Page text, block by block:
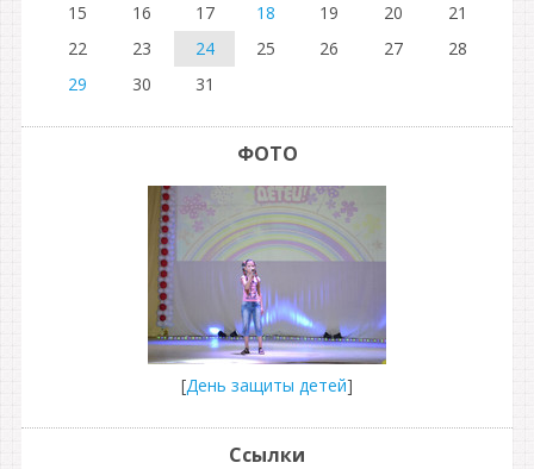
15
16 17 18 19 20
21
22
23 24 25 26 27
28
29
30 31
ФОТО
[День защиты детей]
Ссылки